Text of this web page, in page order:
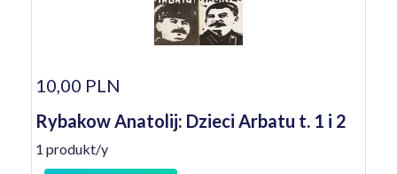
10,00 PLN
Rybakow Anatolij: Dzieci Arbatu t. 1 i 2
1 produkt/y